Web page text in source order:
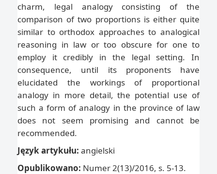
charm, legal analogy consisting of the
comparison of two proportions is either quite
similar to orthodox approaches to analogical
reasoning in law or too obscure for one to
employ it credibly in the legal setting. In
consequence, until its proponents have
elucidated the workings of proportional
analogy in more detail, the potential use of
such a form of analogy in the province of law
does not seem promising and cannot be
recommended.
Język artykułu: angielski
Opublikowano: Numer 2(13)/2016, s. 5-13.